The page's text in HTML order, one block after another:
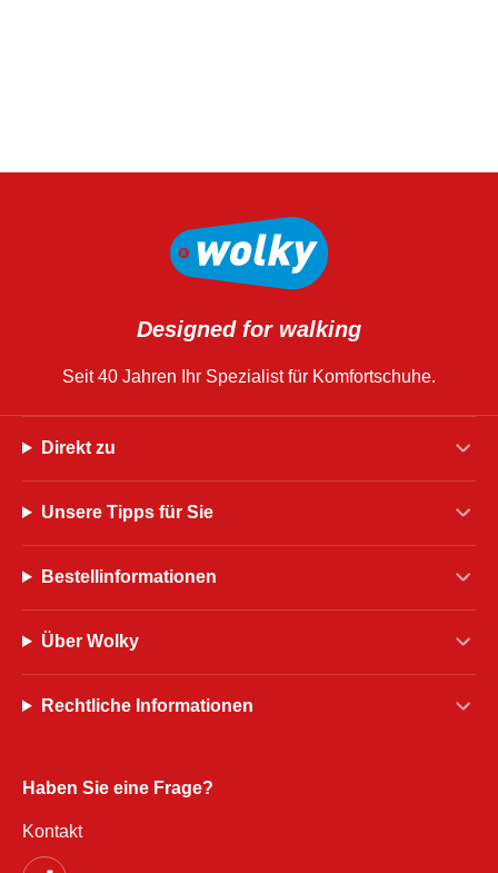
Designed for walking
Seit 40 Jahren Ihr Spezialist für Komfortschuhe.
Direkt zu
Unsere Tipps für Sie
Bestellinformationen
Über Wolky
Rechtliche Informationen
Haben Sie eine Frage?
Kontakt